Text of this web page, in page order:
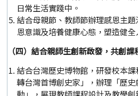
日常生活實踐中。
結合母親節、教師節辦理感恩主
恩意識及培養健康心態，塑造健全
（四）結合親師生創新啟發，共創
結合台灣歷史博物館，研發校本
轉台灣首博創史家」，辦理「歷